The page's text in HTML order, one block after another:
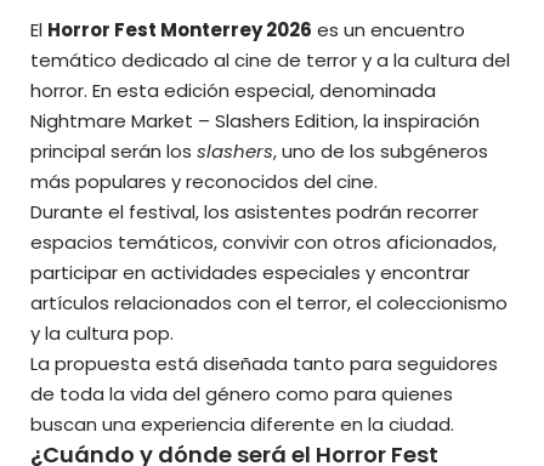
El Horror Fest Monterrey 2026 es un encuentro
temático dedicado al cine de terror y a la cultura del
horror. En esta edición especial, denominada
Nightmare Market – Slashers Edition, la inspiración
principal serán los slashers, uno de los subgéneros
más populares y reconocidos del cine.
Durante el festival, los asistentes podrán recorrer
espacios temáticos, convivir con otros aficionados,
participar en actividades especiales y encontrar
artículos relacionados con el terror, el coleccionismo
y la cultura pop.
La propuesta está diseñada tanto para seguidores
de toda la vida del género como para quienes
buscan una experiencia diferente en la ciudad.
¿Cuándo y dónde será el Horror Fest